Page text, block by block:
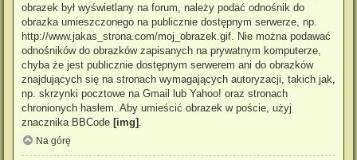
obrazek był wyświetlany na forum, należy podać odnośnik do
obrazka umieszczonego na publicznie dostępnym serwerze, np.
http://www.jakas_strona.com/moj_obrazek.gif. Nie można podawać
odnośników do obrazków zapisanych na prywatnym komputerze,
chyba że jest publicznie dostępnym serwerem ani do obrazków
znajdujących się na stronach wymagających autoryzacji, takich jak,
np. skrzynki pocztowe na Gmail lub Yahoo! oraz stronach
chronionych hasłem. Aby umieścić obrazek w poście, użyj
znacznika BBCode [img]
Na górę